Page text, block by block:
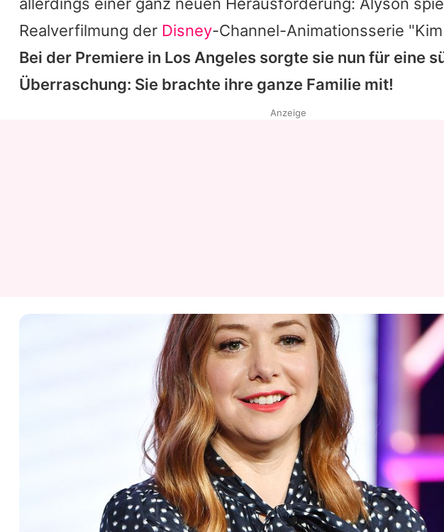
Realverfilmung der Disney-Channel-Animationsserie
Bei der Premiere in Los Angeles sorgte sie nun für eine
Überraschung: Sie brachte ihre ganze Familie mit!
Anzeige